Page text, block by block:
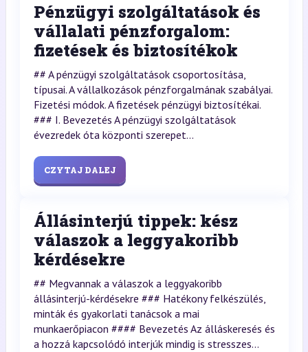
Pénzügyi szolgáltatások és
vállalati pénzforgalom:
fizetések és biztosítékok
## A pénzügyi szolgáltatások csoportosítása,
típusai. A vállalkozások pénzforgalmának szabályai.
Fizetési módok. A fizetések pénzügyi biztosítékai.
### I. Bevezetés A pénzügyi szolgáltatások
évezredek óta központi szerepet...
CZYTAJ DALEJ
Állásinterjú tippek: kész
válaszok a leggyakoribb
kérdésekre
## Megvannak a válaszok a leggyakoribb
állásinterjú-kérdésekre ### Hatékony felkészülés,
minták és gyakorlati tanácsok a mai
munkaerőpiacon #### Bevezetés Az álláskeresés és
a hozzá kapcsolódó interjúk mindig is stresszes...